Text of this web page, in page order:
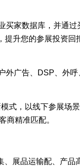
买家数据库，并通过
提升您的参展投资回
外广告、DSP、外呼
式，以线下参展场
商精准匹配。
、展品运输配、产品